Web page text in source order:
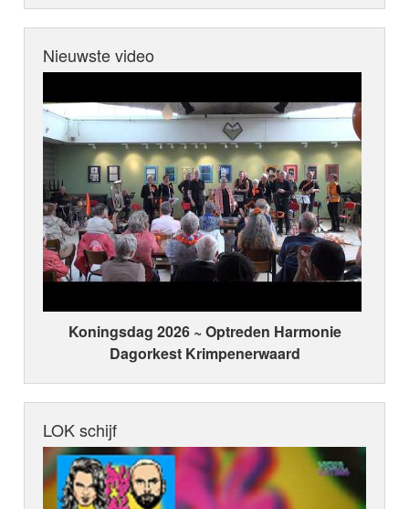
Nieuwste video
Koningsdag 2026 ~ Optreden Harmonie
Dagorkest Krimpenerwaard
LOK schijf